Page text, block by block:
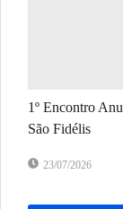
1º Encontro
São Fidélis
23/07/2026